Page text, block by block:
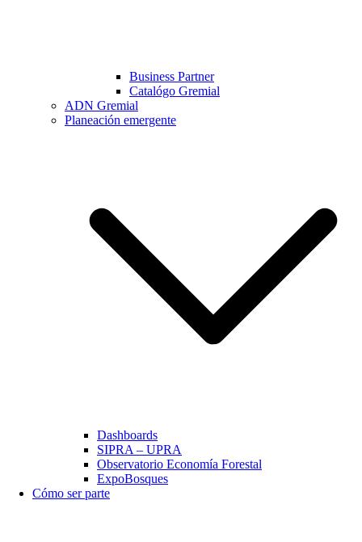
Business Partner
Catalógo Gremial
ADN Gremial
Planeación emergente
Dashboards
SIPRA – UPRA
Observatorio Economía Forestal
ExpoBosques
Cómo ser parte